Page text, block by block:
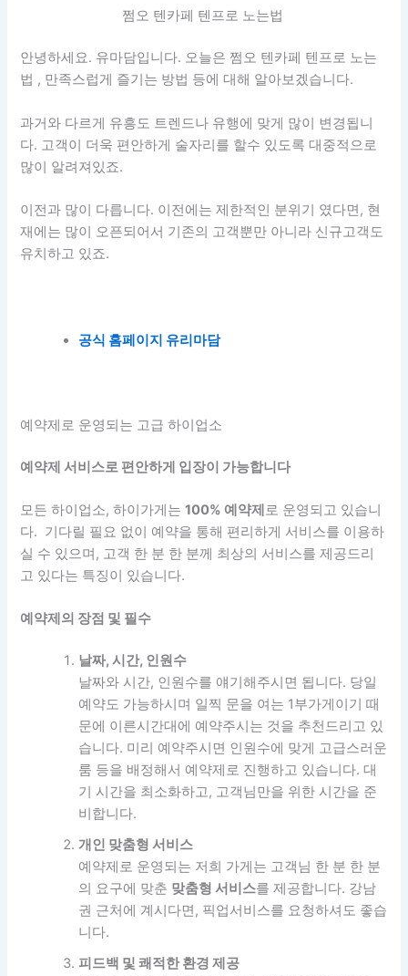
쩜오 텐카페 텐프로 노는법
안녕하세요. 유마담입니다. 오늘은 쩜오 텐카페 텐프로 노는
법 , 만족스럽게 즐기는 방법 등에 대해 알아보겠습니다.
과거와 다르게 유흥도 트렌드나 유행에 맞게 많이 변경됩니
다. 고객이 더욱 편안하게 술자리를 할수 있도록 대중적으로
많이 알려져있죠.
이전과 많이 다릅니다. 이전에는 제한적인 분위기 였다면, 현
재에는 많이 오픈되어서 기존의 고객뿐만 아니라 신규고객도
유치하고 있죠.
공식 홈페이지 유리마담
예약제로 운영되는 고급 하이업소
예약제 서비스로 편안하게 입장이 가능합니다
모든 하이업소, 하이가게는100% 예약제 로 운영되고 있습니
다. 기다릴 필요 없이 예약을 통해 편리하게 서비스를 이용하
실 수 있으며, 고객 한 분 한 분께 최상의 서비스를 제공드리
고 있다는 특징이 있습니다.
예약제의 장점 및 필수
날짜, 시간, 인원수
날짜와 시간, 인원수를 얘기해주시면 됩니다. 당일
예약도 가능하시며 일찍 문을 여는 1부가게이기 때
문에 이른시간대에 예약주시는 것을 추천드리고 있
습니다. 미리 예약주시면 인원수에 맞게 고급스러운
룸 등을 배정해서 예약제로 진행하고 있습니다. 대
기 시간을 최소화하고, 고객님만을 위한 시간을 준
비합니다.
개인 맞춤형 서비스
예약제로 운영되는 저희 가게는 고객님 한 분 한 분
의 요구에 맞춘 맞춤형 서비스를 제공합니다. 강남
권 근처에 계시다면, 픽업서비스를 요청하셔도 좋습
니다.
피드백 및 쾌적한 환경 제공